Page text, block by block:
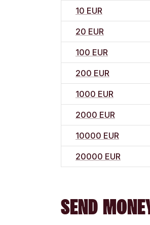
10 EUR
20 EUR
100 EUR
200 EUR
1000 EUR
2000 EUR
10000 EUR
20000 EUR
SEND